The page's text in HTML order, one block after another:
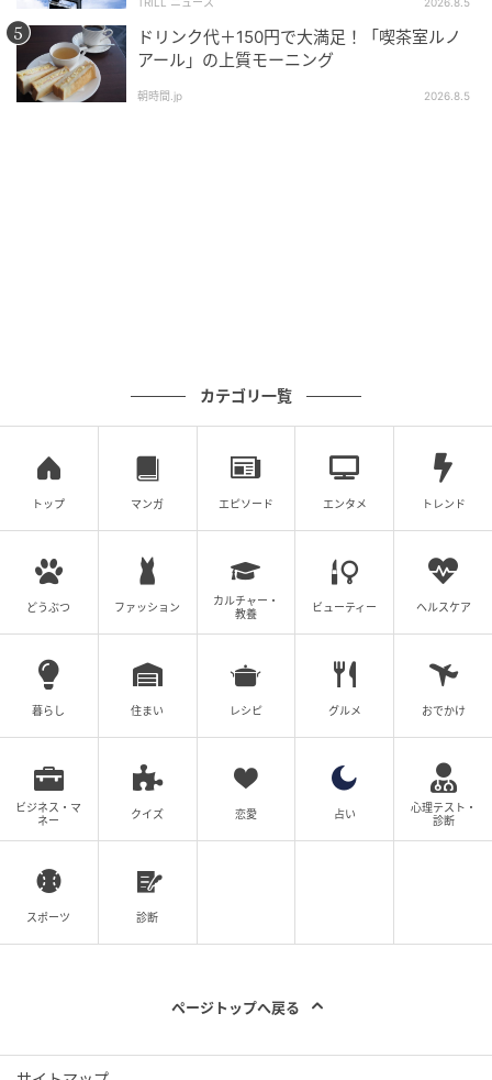
も…！？
ドリンク代＋150円で大満足！「喫茶室ルノ
アール」の上質モーニング
朝時間.jp 2026.8.5
カテゴリ一覧
トップ マンガ エピソード エンタメ トレンド
どうぶつ ファッション
カルチャー・
教養
ビューティー ヘルスケア
暮らし 住まい レシピ グルメ おでかけ
ビジネス・マ
ネー
クイズ 恋愛 占い
心理テスト・
診断
スポーツ 診断
ページトップへ戻る